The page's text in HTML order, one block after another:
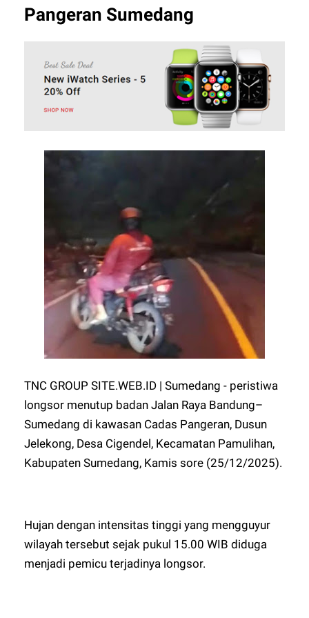
Pangeran Sumedang
TNC GROUP SITE.WEB.ID | Sumedang - peristiwa
longsor menutup badan Jalan Raya Bandung–
Sumedang di kawasan Cadas Pangeran, Dusun
Jelekong, Desa Cigendel, Kecamatan Pamulihan,
Kabupaten Sumedang, Kamis sore (25/12/2025).
Hujan dengan intensitas tinggi yang mengguyur
wilayah tersebut sejak pukul 15.00 WIB diduga
menjadi pemicu terjadinya longsor.